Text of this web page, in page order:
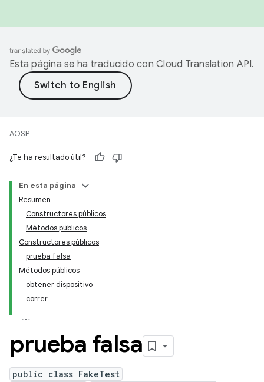
Esta página se ha traducido con Cloud Translation API.
AOSP
¿Te ha resultado útil?
En esta página
Resumen
Constructores públicos
Métodos públicos
Constructores públicos
prueba falsa
Métodos públicos
obtener dispositivo
correr
prueba falsa
public class FakeTest